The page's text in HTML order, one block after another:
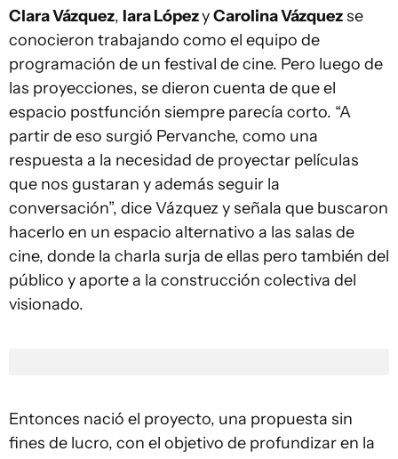
Clara Vázquez, Iara LópezyCarolina Vázquezse
conocieron trabajando como el equipo de
programación de un festival de cine. Pero luego de
las proyecciones, se dieron cuenta de que el
espacio postfunción siempre parecía corto. “A
partir de eso surgió Pervanche, como una
respuesta a la necesidad de proyectar películas
que nos gustaran y además seguir la
conversación”, dice Vázquez y señala que buscaron
hacerlo en un espacio alternativo a las salas de
cine, donde la charla surja de ellas pero también del
público y aporte a la construcción colectiva del
visionado.
Entonces nació el proyecto, una propuesta sin
fines de lucro, con el objetivo de profundizar en la